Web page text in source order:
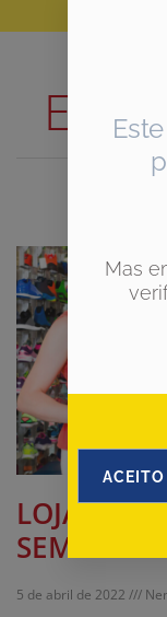
LOJA DE
SEMPRE
5 de abril de 2022
Mas